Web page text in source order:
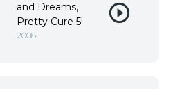
and Dreams,
Pretty Cure 5!
2008